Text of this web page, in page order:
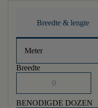
Breedte & lengte
Meter
Breedte
BENODIGDE DOZEN